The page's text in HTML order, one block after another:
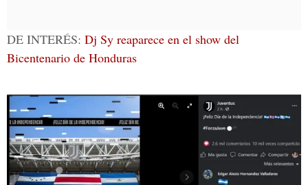
DE INTERÉS: Dj Sy reaparece en el show del
Bicentenario de Honduras